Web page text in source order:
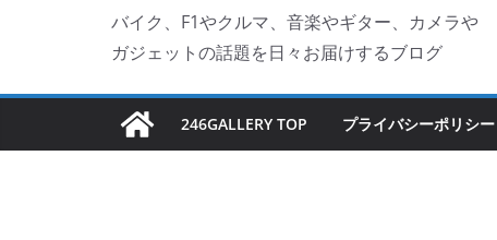
キ
プ
フェクターが返礼品でもらえ
バイク、F1やクルマ、音楽やギター、カメラや
ガジェットの話題を日々お届けするブログ
246GALLERY TOP プライバシーポリシー